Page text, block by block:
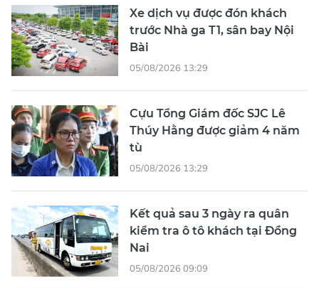
Xe dịch vụ được đón khách
trước Nhà ga T1, sân bay Nội
Bài
05/08/2026 13:29
Cựu Tổng Giám đốc SJC Lê
Thúy Hằng được giảm 4 năm
tù
05/08/2026 13:29
Kết quả sau 3 ngày ra quân
kiểm tra ô tô khách tại Đồng
Nai
05/08/2026 09:09